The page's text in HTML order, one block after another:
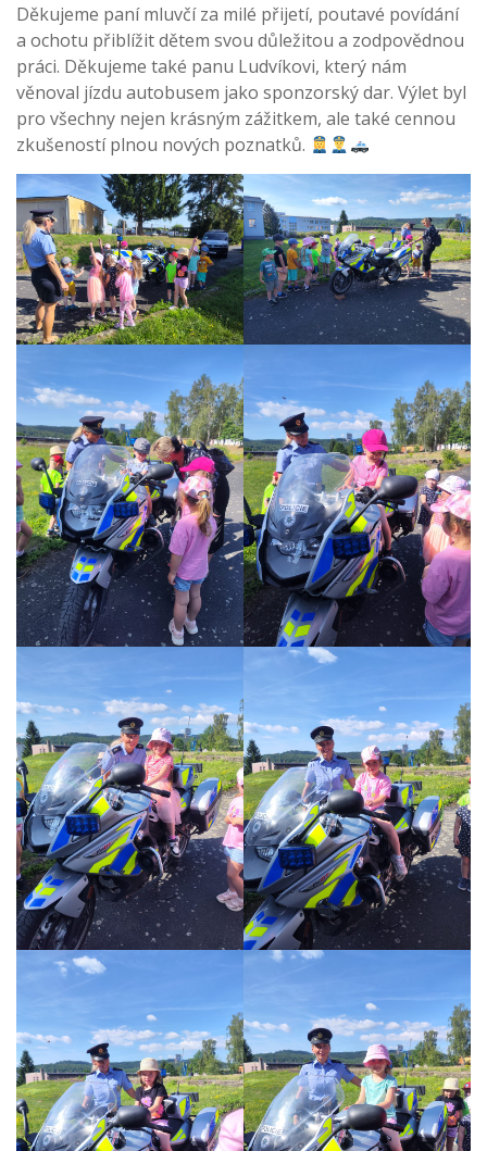
Děkujeme paní mluvčí za milé přijetí, poutavé povídání
a ochotu přiblížit dětem svou důležitou a zodpovědnou
práci. Děkujeme také panu Ludvíkovi, který nám
věnoval jízdu autobusem jako sponzorský dar. Výlet byl
pro všechny nejen krásným zážitkem, ale také cennou
zkušeností plnou nových poznatků.